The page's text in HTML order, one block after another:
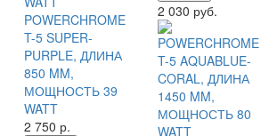
POWERCHROME
T-5 SUPER-
PURPLE, ДЛИНА
850 MM,
МОЩНОСТЬ 39
WATT
2 750 р.
2 030 руб.